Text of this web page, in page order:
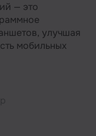
— это
улучшая
мобильных